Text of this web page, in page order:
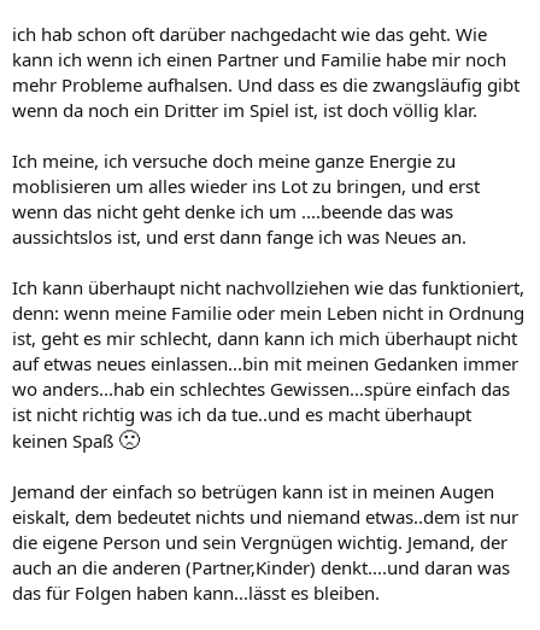
ich hab schon oft darüber nachgedacht wie das geht. Wie
kann ich wenn ich einen Partner und Familie habe mir noch
mehr Probleme aufhalsen. Und dass es die zwangsläufig gibt
wenn da noch ein Dritter im Spiel ist, ist doch völlig klar.
Ich meine, ich versuche doch meine ganze Energie zu
moblisieren um alles wieder ins Lot zu bringen, und erst
wenn das nicht geht denke ich um ....beende das was
aussichtslos ist, und erst dann fange ich was Neues an.
Ich kann überhaupt nicht nachvollziehen wie das funktioniert,
denn: wenn meine Familie oder mein Leben nicht in Ordnung
ist, geht es mir schlecht, dann kann ich mich überhaupt nicht
auf etwas neues einlassen...bin mit meinen Gedanken immer
wo anders...hab ein schlechtes Gewissen...spüre einfach das
ist nicht richtig was ich da tue..und es macht überhaupt
keinen Spaß 🙁
Jemand der einfach so betrügen kann ist in meinen Augen
eiskalt, dem bedeutet nichts und niemand etwas..dem ist nur
die eigene Person und sein Vergnügen wichtig. Jemand, der
auch an die anderen (Partner,Kinder) denkt....und daran was
das für Folgen haben kann...lässt es bleiben.